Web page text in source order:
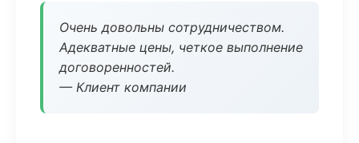
Очень довольны сотрудничеством.
Адекватные цены, четкое выполнение
договоренностей.
— Клиент компании